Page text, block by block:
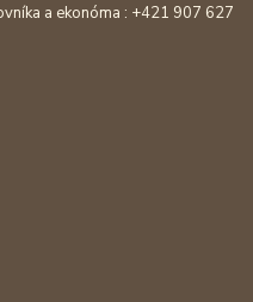
a ekonóma : +421 907 627